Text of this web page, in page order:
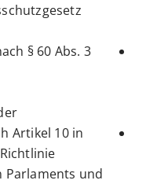
§ 60 Abs. 3
Artikel 10 in
Parlaments und